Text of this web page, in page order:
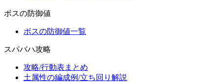
ボスの防御値
ボスの防御値一覧
スパバハ攻略
攻略/行動表まとめ
土属性の編成例/立ち回り解説